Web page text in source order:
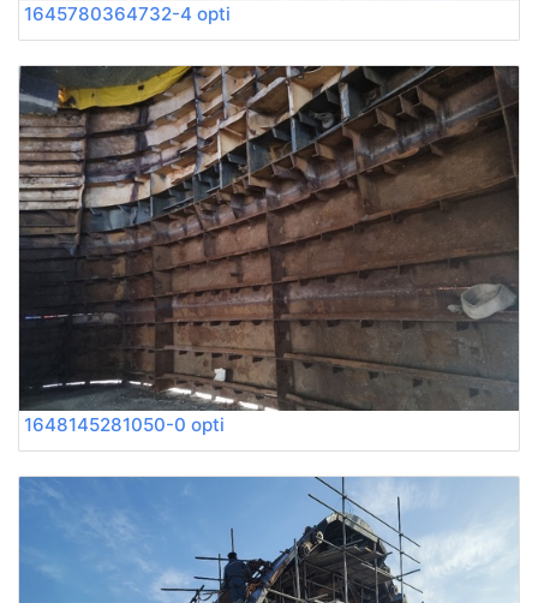
1645780364732-4 opti
1648145281050-0 opti